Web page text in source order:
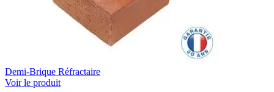
Demi-Brique Réfractaire
Voir le produit